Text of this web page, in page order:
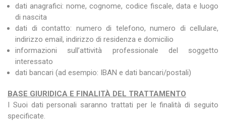
dati anagrafici: nome, cognome, codice fiscale, data e luogo
di nascita
dati di contatto: numero di telefono, numero di cellulare,
indirizzo email, indirizzo di residenza e domicilio
informazioni sull’attività professionale del soggetto
interessato
dati bancari (ad esempio: IBAN e dati bancari/postali)
BASE GIURIDICA E FINALITÀ DEL TRATTAMENTO
I Suoi dati personali saranno trattati per le finalità di seguito
specificate.